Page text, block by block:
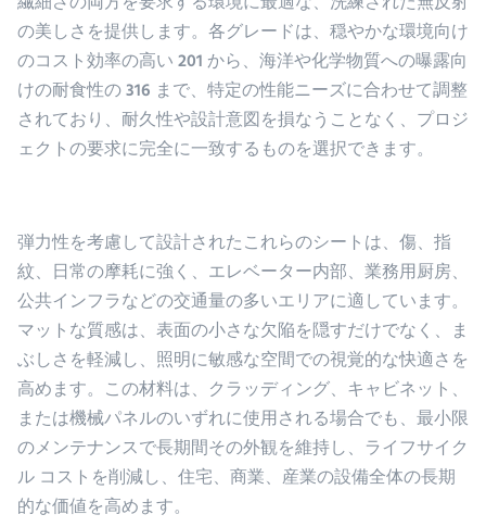
の美しさを提供します。各グレードは、穏やかな環境向け
のコスト効率の高い 201 から、海洋や化学物質への曝露向
けの耐食性の 316 まで、特定の性能ニーズに合わせて調整
されており、耐久性や設計意図を損なうことなく、プロジ
ェクトの要求に完全に一致するものを選択できます。
弾力性を考慮して設計されたこれらのシートは、傷、指
紋、日常の摩耗に強く、エレベーター内部、業務用厨房、
公共インフラなどの交通量の多いエリアに適しています。
マットな質感は、表面の小さな欠陥を隠すだけでなく、ま
ぶしさを軽減し、照明に敏感な空間での視覚的な快適さを
高めます。この材料は、クラッディング、キャビネット、
または機械パネルのいずれに使用される場合でも、最小限
のメンテナンスで長期間その外観を維持し、ライフサイク
ル コストを削減し、住宅、商業、産業の設備全体の長期
的な価値を高めます。